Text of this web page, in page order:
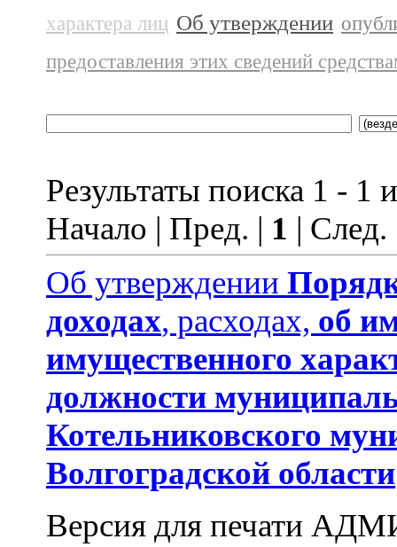
характера лиц Об утверждении
предоставления этих сведений
Результаты поиска 1 - 1
Начало | Пред. | 1 |
Об утверждении
доходах, расходах, об
имущественного
должности
Котельниковского
Волгоградской области
Версия для печати